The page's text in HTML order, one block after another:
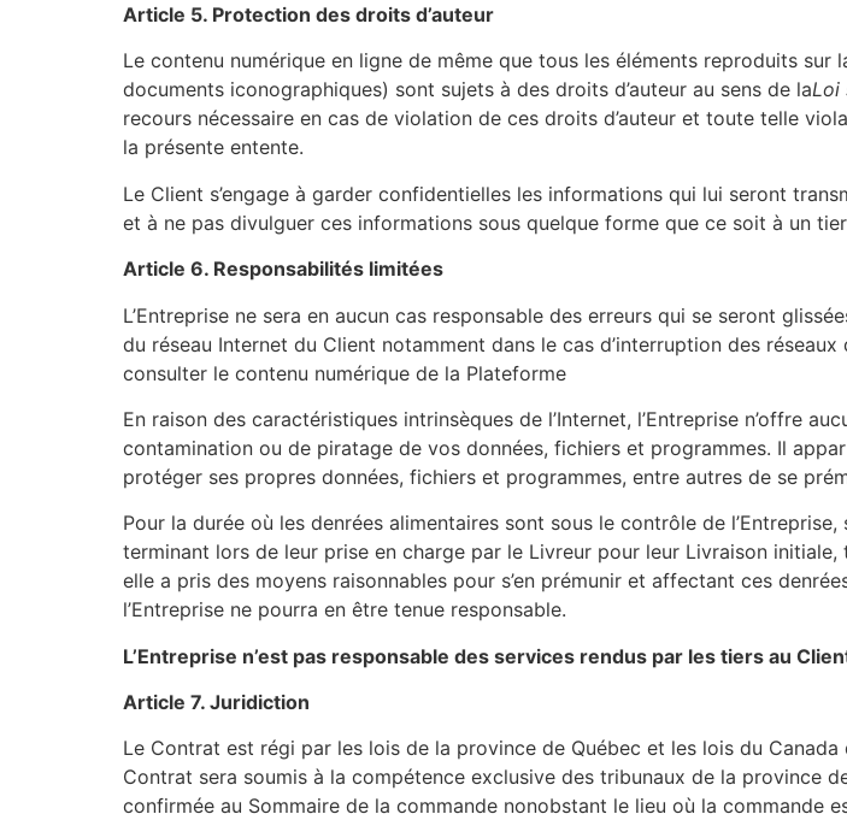
Article 5. Protection des droits d’auteur
Le contenu numérique en ligne de même que tous les éléments reproduits
documents iconographiques) sont sujets à des droits d’auteur au sens de laLoi
recours nécessaire en cas de violation de ces droits d’auteur et toute telle
la présente entente.
Le Client s’engage à garder confidentielles les informations qui lui seront
et à ne pas divulguer ces informations sous quelque forme que ce soit à un
Article 6. Responsabilités limitées
L’Entreprise ne sera en aucun cas responsable des erreurs qui se seront
du réseau Internet du Client notamment dans le cas d’interruption des
consulter le contenu numérique de la Plateforme
En raison des caractéristiques intrinsèques de l’Internet, l’Entreprise n’offre
contamination ou de piratage de vos données, fichiers et programmes. Il
protéger ses propres données, fichiers et programmes, entre autres de se
Pour la durée où les denrées alimentaires sont sous le contrôle de
terminant lors de leur prise en charge par le Livreur pour leur Livraison
elle a pris des moyens raisonnables pour s’en prémunir et affectant ces
l’Entreprise ne pourra en être tenue responsable.
L’Entreprise n’est pas responsable des services rendus par les tiers au
Article 7. Juridiction
Le Contrat est régi par les lois de la province de Québec et les lois du
Contrat sera soumis à la compétence exclusive des tribunaux de la province
confirmée au Sommaire de la commande nonobstant le lieu où la commande